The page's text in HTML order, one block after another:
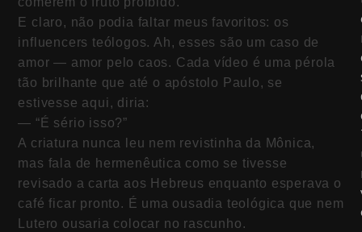
E claro, não podia faltar meus favoritos: os
influencers teólogos. Ah, esses são um caso de
amor — amor pelo caos. Cada vídeo é uma pérola
tão brilhante que até o apóstolo Paulo, se
estivesse aqui, diria:
— “É sério isso?”
A criatura nunca leu nem revistinha da Mônica,
mas fala de hermenêutica como se tivesse
revisado a carta aos Hebreus enquanto esperava o
café ficar pronto. É uma ousadia teológica que nem
Lutero ousaria colocar no rascunho.